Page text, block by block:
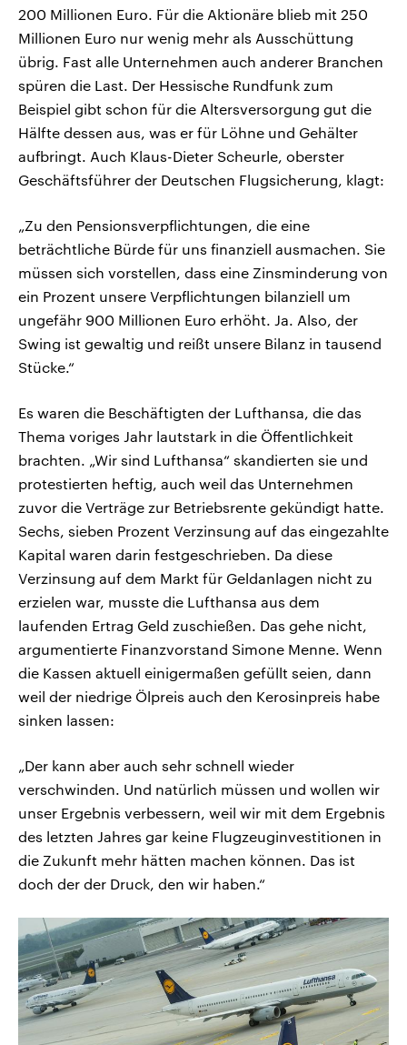
200 Millionen Euro. Für die Aktionäre blieb mit 250
Millionen Euro nur wenig mehr als Ausschüttung
übrig. Fast alle Unternehmen auch anderer Branchen
spüren die Last. Der Hessische Rundfunk zum
Beispiel gibt schon für die Altersversorgung gut die
Hälfte dessen aus, was er für Löhne und Gehälter
aufbringt. Auch Klaus-Dieter Scheurle, oberster
Geschäftsführer der Deutschen Flugsicherung, klagt:
„Zu den Pensionsverpflichtungen, die eine
beträchtliche Bürde für uns finanziell ausmachen. Sie
müssen sich vorstellen, dass eine Zinsminderung von
ein Prozent unsere Verpflichtungen bilanziell um
ungefähr 900 Millionen Euro erhöht. Ja. Also, der
Swing ist gewaltig und reißt unsere Bilanz in tausend
Stücke.“
Es waren die Beschäftigten der Lufthansa, die das
Thema voriges Jahr lautstark in die Öffentlichkeit
brachten. „Wir sind Lufthansa“ skandierten sie und
protestierten heftig, auch weil das Unternehmen
zuvor die Verträge zur Betriebsrente gekündigt hatte.
Sechs, sieben Prozent Verzinsung auf das eingezahlte
Kapital waren darin festgeschrieben. Da diese
Verzinsung auf dem Markt für Geldanlagen nicht zu
erzielen war, musste die Lufthansa aus dem
laufenden Ertrag Geld zuschießen. Das gehe nicht,
argumentierte Finanzvorstand Simone Menne. Wenn
die Kassen aktuell einigermaßen gefüllt seien, dann
weil der niedrige Ölpreis auch den Kerosinpreis habe
sinken lassen:
„Der kann aber auch sehr schnell wieder
verschwinden. Und natürlich müssen und wollen wir
unser Ergebnis verbessern, weil wir mit dem Ergebnis
des letzten Jahres gar keine Flugzeuginvestitionen in
die Zukunft mehr hätten machen können. Das ist
doch der der Druck, den wir haben.“